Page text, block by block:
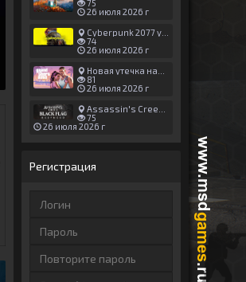
75
26 июля 2026 г
Cyberpunk 2077 установила новый рекорд: 1,5 млрд загрузок модов, в топе — контент 18+
74
26 июля 2026 г
Новая утечка намекает на выход третьего трейлера GTA 6 уже 7 августа
81
26 июля 2026 г
Assassin's Creed Black Flag Resynced может позаимствовать систему испытаний у Mirage
75
26 июля 2026 г
Регистрация